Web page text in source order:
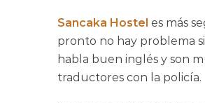
Sancaka Hostel es más
pronto no hay problema
habla buen inglés y son
traductores con la policía.